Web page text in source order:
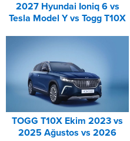
2027 Hyundai Ioniq 6 vs
Tesla Model Y vs Togg T10X
TOGG T10X Ekim 2023 vs
2025 Ağustos vs 2026